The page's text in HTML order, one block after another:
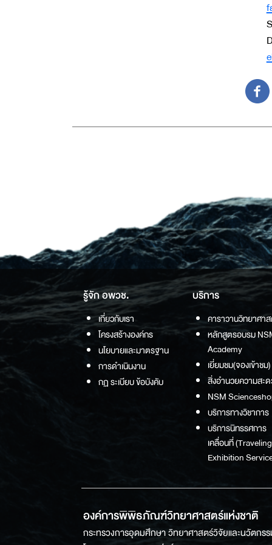
รู้จัก อพวช.
เกี่ยวกับเรา
โครงสร้างองค์กร
นโยบายและมาตรฐาน
การดำเนินงาน
กฏ ระเบียบ ข้อบังคับ
บริการ
คาราวานวิทยาศา
หลักสูตรอบรม
Academy
เยี่ยมชม(จองเข้าชม)
สิ่งอำนวยความสะ
NSM
บริการทางวิชาการ
บริการนิทรรศการ
เคลื่อนที่ (Traveling
Exhibition
องค์การพิพิธภัณฑ์วิทยาศาสตร์แห่งชาติ
กระทรวงการอุดมศึกษา วิทยาศาสตร์วิจัยและนวัตก